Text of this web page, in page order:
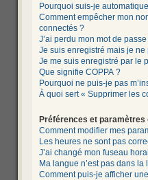
Pourquoi suis-je
Comment empêcher mon
connectés ?
J’ai perdu mon mot de passe
Je suis enregistré mais je
Je me suis enregistré par le
Que signifie COPPA ?
Pourquoi ne puis-je pas
À quoi sert « Supprimer les
Préférences et paramètres
Comment modifier mes
Les heures ne sont pas
J’ai changé mon fuseau
Ma langue n’est pas dans la
Comment puis-je afficher